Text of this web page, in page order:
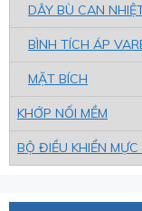
DÂY BÙ CAN
BÌNH TÍCH ÁP
MẶT BÍCH
KHỚP NỐI MỀM
BỘ ĐIỀU KHIỂN